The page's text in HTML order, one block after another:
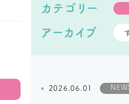
カテゴリー
アーカイブ
2026.06.01